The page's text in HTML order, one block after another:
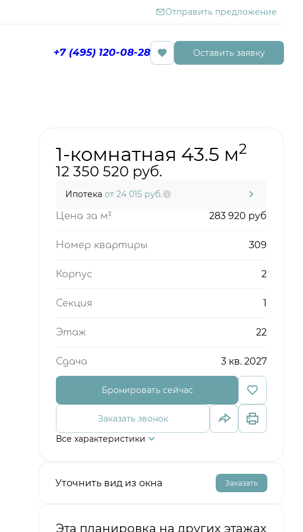
Отправить предложение
+7 (495) 120-08-28 Оставить заявку
1-комнатная 43.5 м2
12 350 520 руб.
Ипотека от 24 015 руб.
Цена за м² 283 920 руб
Номер квартиры 309
Корпус 2
Секция 1
Этаж 22
Сдача 3 кв. 2027
Бронировать сейчас
Заказать звонок
Все характеристики
Уточнить вид из окна Заказать
Эта планировка на других этажах